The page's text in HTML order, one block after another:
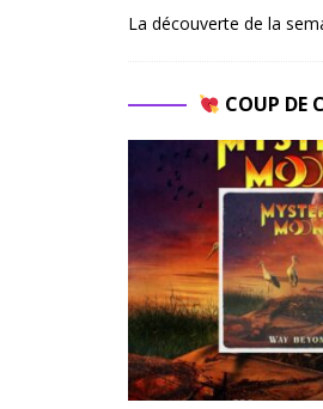
La découverte de la
COUP DE